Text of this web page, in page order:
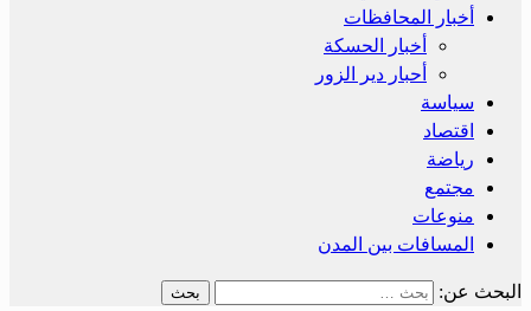
أخبار المحافظات
أخبار الحسكة
أحبار دير الزور
سياسة
اقتصاد
رياضة
مجتمع
منوعات
المسافات بين المدن
البحث عن: